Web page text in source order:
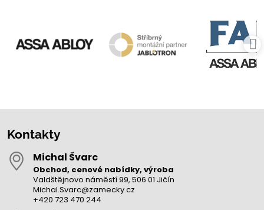
Kontakty
Michal Švarc
Obchod, cenové nabídky, výroba
Valdštějnovo náměstí 99, 506 01 Jičín
Michal.Svarc@zamecky.cz
+420 723 470 244